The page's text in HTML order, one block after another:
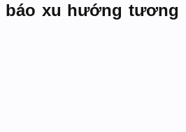
báo xu hướng tương